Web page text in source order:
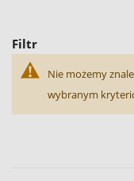
Filtr
Nie możemy
wybranym